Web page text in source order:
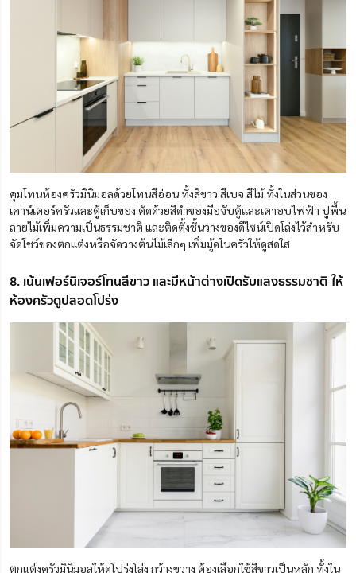
คุมโทนห้องครัวมินิมอลด้วยโทนสีอ่อน ทั้งสีขาว สีเบจ สีไม้ ทั้งในส่วนของ
เคาน์เตอร์ครัวและตู้เก็บของ ตัดด้วยสีดำของมือจับตู้และเตาอบไฟฟ้า ปูพื้น
ลายไม้เพิ่มความเป็นธรรมชาติ และติดตั้งชั้นวางของดีไซน์เปิดโล่งไว้สำหรับ
จัดโชว์ของตกแต่งหรือจัดวางต้นไม้เล็กๆ เพิ่มมู้ดในครัวให้ดูสดใส
8. เน้นเฟอร์นิเจอร์โทนสีขาว และมีหน้าต่างเปิดรับแสงธรรมชาติ ให้
ห้องครัวดูปลอดโปร่ง
ตกแต่งครัวมินิมอลให้ดูโปร่งโล่ง กว้างขวาง ต้องเลือกใช้สีขาวเป็นหลัก ทั้งใน